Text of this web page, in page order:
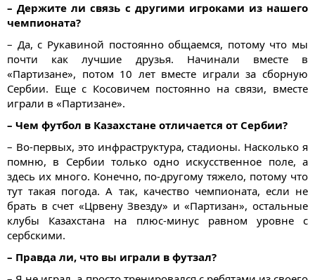
– Держите ли связь с другими игроками из нашего
чемпионата?
– Да, с Рукавиной постоянно общаемся, потому что мы
почти как лучшие друзья. Начинали вместе в
«Партизане», потом 10 лет вместе играли за сборную
Сербии. Еще с Косовичем постоянно на связи, вместе
играли в «Партизане».
– Чем футбол в Казахстане отличается от Сербии?
– Во-первых, это инфраструктура, стадионы. Насколько я
помню, в Сербии только одно искусственное поле, а
здесь их много. Конечно, по-другому тяжело, потому что
тут такая погода. А так, качество чемпионата, если не
брать в счет «Црвену Звезду» и «Партизан», остальные
клубы Казахстана на плюс-минус равном уровне с
сербскими.
– Правда ли, что вы играли в футзал?